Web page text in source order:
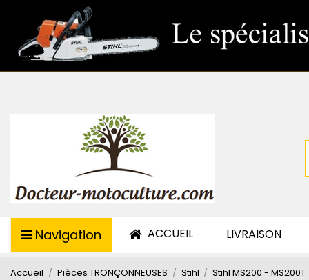
Navigation ACCUEIL LIVRAISON
Accueil Pièces TRONÇONNEUSES Stihl Stihl MS200 - MS200T